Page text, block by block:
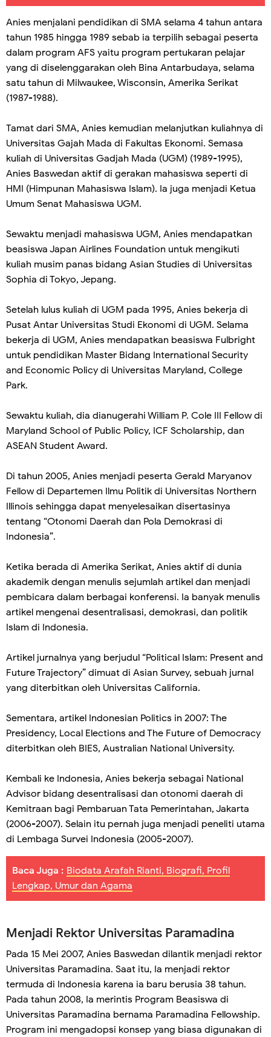
Anies menjalani pendidikan di SMA selama 4 tahun antara
tahun 1985 hingga 1989 sebab ia terpilih sebagai peserta
dalam program AFS yaitu program pertukaran pelajar
yang di diselenggarakan oleh Bina Antarbudaya, selama
satu tahun di Milwaukee, Wisconsin, Amerika Serikat
(1987-1988).
Tamat dari SMA, Anies kemudian melanjutkan kuliahnya di
Universitas Gajah Mada di Fakultas Ekonomi. Semasa
kuliah di Universitas Gadjah Mada (UGM) (1989-1995),
Anies Baswedan aktif di gerakan mahasiswa seperti di
HMI (Himpunan Mahasiswa Islam). Ia juga menjadi Ketua
Umum Senat Mahasiswa UGM.
Sewaktu menjadi mahasiswa UGM, Anies mendapatkan
beasiswa Japan Airlines Foundation untuk mengikuti
kuliah musim panas bidang Asian Studies di Universitas
Sophia di Tokyo, Jepang.
Setelah lulus kuliah di UGM pada 1995, Anies bekerja di
Pusat Antar Universitas Studi Ekonomi di UGM. Selama
bekerja di UGM, Anies mendapatkan beasiswa Fulbright
untuk pendidikan Master Bidang International Security
and Economic Policy di Universitas Maryland, College
Park.
Sewaktu kuliah, dia dianugerahi William P. Cole III Fellow di
Maryland School of Public Policy, ICF Scholarship, dan
ASEAN Student Award.
Di tahun 2005, Anies menjadi peserta Gerald Maryanov
Fellow di Departemen Ilmu Politik di Universitas Northern
Illinois sehingga dapat menyelesaikan disertasinya
tentang “Otonomi Daerah dan Pola Demokrasi di
Indonesia”.
Ketika berada di Amerika Serikat, Anies aktif di dunia
akademik dengan menulis sejumlah artikel dan menjadi
pembicara dalam berbagai konferensi. Ia banyak menulis
artikel mengenai desentralisasi, demokrasi, dan politik
Islam di Indonesia.
Artikel jurnalnya yang berjudul “Political Islam: Present and
Future Trajectory” dimuat di Asian Survey, sebuah jurnal
yang diterbitkan oleh Universitas California.
Sementara, artikel Indonesian Politics in 2007: The
Presidency, Local Elections and The Future of Democracy
diterbitkan oleh BIES, Australian National University.
Kembali ke Indonesia, Anies bekerja sebagai National
Advisor bidang desentralisasi dan otonomi daerah di
Kemitraan bagi Pembaruan Tata Pemerintahan, Jakarta
(2006-2007). Selain itu pernah juga menjadi peneliti utama
di Lembaga Survei Indonesia (2005-2007).
Baca Juga : Biodata Arafah Rianti, Biografi, Profil
Lengkap, Umur dan Agama
Menjadi Rektor Universitas Paramadina
Pada 15 Mei 2007, Anies Baswedan dilantik menjadi rektor
Universitas Paramadina. Saat itu, Ia menjadi rektor
termuda di Indonesia karena ia baru berusia 38 tahun.
Pada tahun 2008, Ia merintis Program Beasiswa di
Universitas Paramadina bernama Paramadina Fellowship.
Program ini mengadopsi konsep yang biasa digunakan di